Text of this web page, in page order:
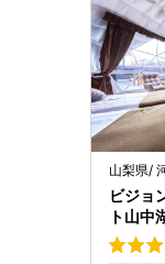
山梨県/
ビジョ
ト山中